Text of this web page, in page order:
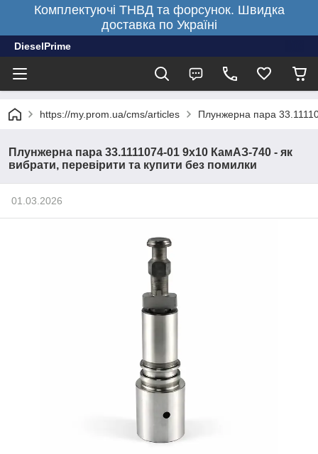
Комплектуючі ТНВД та форсунок. Швидка
доставка по Україні
DieselPrime
https://my.prom.ua/cms/articles Плунжерна пара
Плунжерна пара 33.1111074-01 9х10 КамАЗ-740 - як
вибрати, перевірити та купити без помилки
01.03.2026